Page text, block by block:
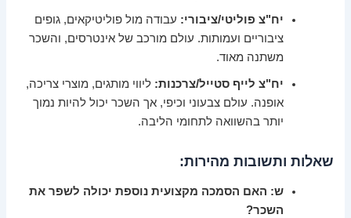
יח"צ פוליטי/ציבורי: עבודה מול פוליטיקאים, גופים
ציבוריים ועמותות. עולם מורכב של אינטרסים, והשכר
משתנה מאוד.
יח"צ לייף סטייל/צרכנות: ליווי מותגים, מוצרי צריכה,
אופנה. עולם צבעוני וכיפי, אך השכר יכול להיות נמוך
יותר בהשוואה לתחומי הליבה.
שאלות ותשובות מהירות:
ש: האם הסמכה מקצועית נוספת יכולה לשפר את
השכר?